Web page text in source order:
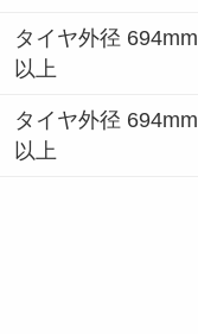
タイヤ外径 694mm
以上
タイヤ外径 694mm
以上